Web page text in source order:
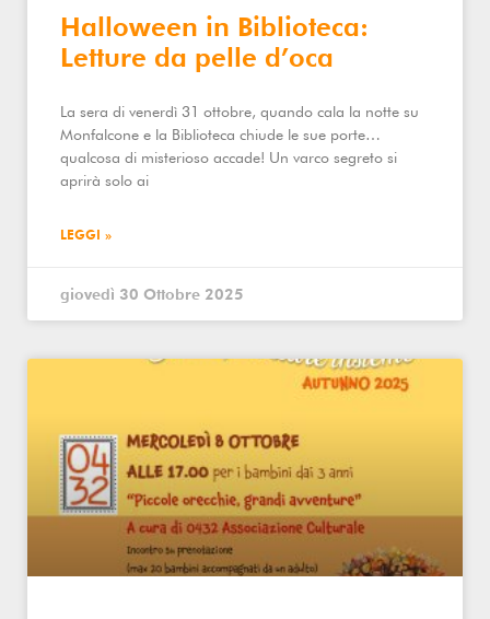
Halloween in Biblioteca:
Letture da pelle d’oca
La sera di venerdì 31 ottobre, quando cala la notte su
Monfalcone e la Biblioteca chiude le sue porte…
qualcosa di misterioso accade! Un varco segreto si
aprirà solo ai
LEGGI »
giovedì 30 Ottobre 2025